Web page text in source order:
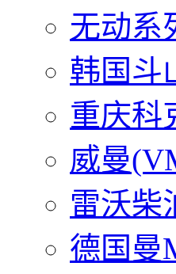
无动系
韩国斗
重庆科
威曼
雷沃柴
德国曼